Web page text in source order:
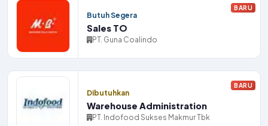
Butuh Segera
Sales TO
PT. Guna Coalindo
BARU
Dibutuhkan
Warehouse Administration
PT. Indofood Sukses Makmur Tbk
BARU